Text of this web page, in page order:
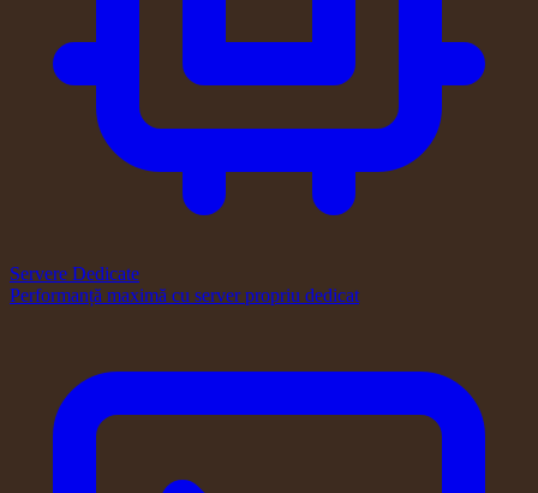
Servere Dedicate
Performanță maximă cu server propriu dedicat